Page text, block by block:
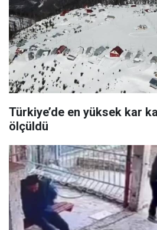
Türkiye’de en yüksek kar
ölçüldü